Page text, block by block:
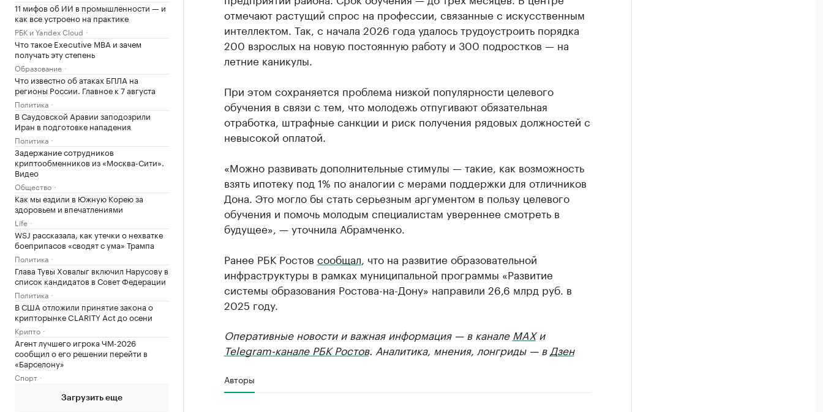
11 мифов об ИИ в промышленности — и
как все устроено на практике
РБК и Yandex Cloud
Что такое Executive MBA и зачем
получать эту степень
Образование
Что известно об атаках БПЛА на
регионы России. Главное к 7 августа
Политика
В Саудовской Аравии заподозрили
Иран в подготовке нападения
Политика
Задержание сотрудников
криптообменников из «Москва-Сити».
Видео
Общество
Как мы ездили в Южную Корею за
здоровьем и впечатлениями
Life
WSJ рассказала, как утечки о нехватке
боеприпасов «сводят с ума» Трампа
Политика
Глава Тувы Ховалыг включил Нарусову в
список кандидатов в Совет Федерации
Политика
В США отложили принятие закона о
крипторынке CLARITY Act до осени
Крипто
Агент лучшего игрока ЧМ-2026
сообщил о его решении перейти в
«Барселону»
Спорт
Загрузить еще
отмечают растущий спрос на профессии, связанные с искусственным
интеллектом. Так, с начала 2026 года удалось трудоустроить порядка
200 взрослых на новую постоянную работу и 300 подростков — на
летние каникулы.
При этом сохраняется проблема низкой популярности целевого
обучения в связи с тем, что молодежь отпугивают обязательная
отработка, штрафные санкции и риск получения рядовых должностей с
невысокой оплатой.
«Можно развивать дополнительные стимулы — такие, как возможность
взять ипотеку под 1% по аналогии с мерами поддержки для отличников
Дона. Это могло бы стать серьезным аргументом в пользу целевого
обучения и помочь молодым специалистам увереннее смотреть в
будущее», — уточнила Абрамченко.
Ранее РБК Ростов сообщал , что на развитие образовательной
инфраструктуры в рамках муниципальной программы «Развитие
системы образования Ростова-на-Дону» направили 26,6 млрд руб. в
2025 году.
Оперативные новости и важная информация — в канале MAXи
Telegram-канале РБК Ростов. Аналитика, мнения, лонгриды — в Дзен
Авторы